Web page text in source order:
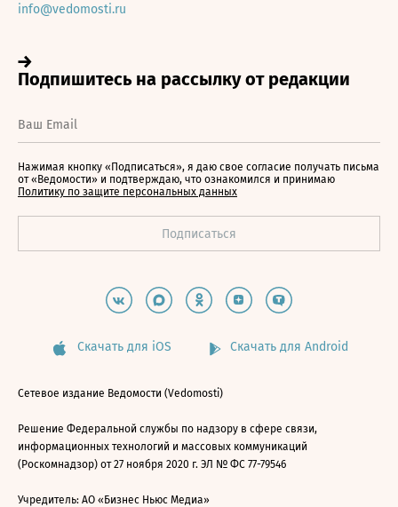
info@vedomosti.ru
Нажимая кнопку «Подписаться», я даю свое согласие получать письма
от «Ведомости» и подтверждаю, что ознакомился и принимаю
Политику по защите персональных данных
Скачать для iOS Скачать для Android
Сетевое издание Ведомости (Vedomosti)
Решение Федеральной службы по надзору в сфере связи,
информационных технологий и массовых коммуникаций
(Роскомнадзор) от 27 ноября 2020 г. ЭЛ № ФС 77-79546
Учредитель: АО «Бизнес Ньюс Медиа»